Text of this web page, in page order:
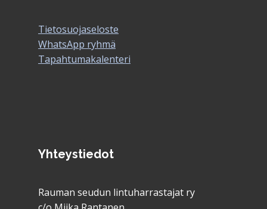
Tietosuojaseloste
WhatsApp ryhmä
Tapahtumakalenteri
Yhteystiedot
Rauman seudun lintuharrastajat ry